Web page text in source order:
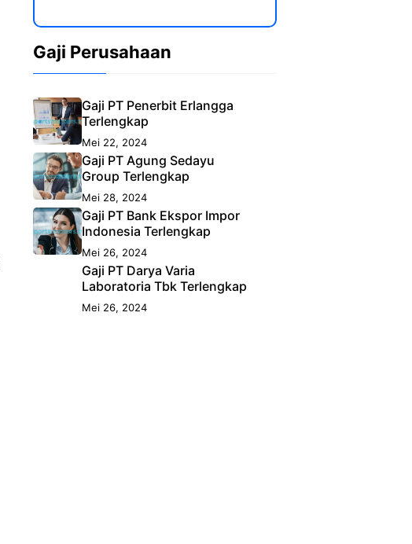
Gaji Perusahaan
Gaji PT Penerbit Erlangga
Terlengkap
Mei 22, 2024
Gaji PT Agung Sedayu
Group Terlengkap
Mei 28, 2024
Gaji PT Bank Ekspor Impor
Indonesia Terlengkap
Mei 26, 2024
Gaji PT Darya Varia
Laboratoria Tbk Terlengkap
Mei 26, 2024